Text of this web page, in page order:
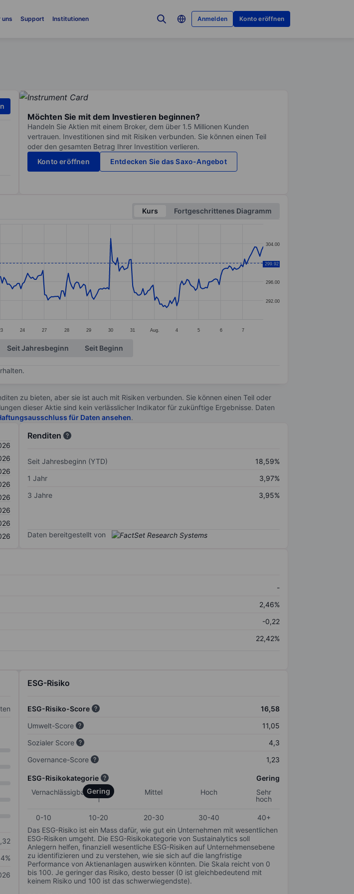
uns Support Institutionen Anmelden Konto eröffnen
Möchten Sie mit dem Investieren beginnen?
Handeln Sie Aktien mit einem Broker, dem über 1.5 Millionen Kunden
vertrauen. Investitionen sind mit Risiken verbunden. Sie können einen Teil
oder den gesamten Betrag Ihrer Investition verlieren.
Konto eröffnen
Entdecken Sie das Saxo-Angebot
Kurs
Fortgeschrittenes Diagramm
to 306.64.
24 27 28 29 30 31 Aug. 4 5 6 7
292.00
296.00
300.00
304.00
299.92
Seit Jahresbeginn Seit Beginn
zu bieten, aber sie ist auch mit Risiken verbunden. Sie können einen Teil oder
dieser Aktie sind kein verlässlicher Indikator für zukünftige Ergebnisse. Daten
für Daten ansehen.
Renditen
Seit Jahresbeginn (YTD)
18,59%
1 Jahr
3,97%
3 Jahre
3,95%
Daten bereitgestellt von
-
2,46%
-0,22
22,42%
ESG-Risiko
ESG-Risiko-Score
16,58
Umwelt-Score
11,05
Sozialer Score
4,3
Governance-Score
1,23
ESG-Risikokategorie
Gering
VernachlässigbarGering Mittel Hoch
Sehr
hoch
0-10 10-20 20-30 30-40
40+
Das ESG-Risiko ist ein Mass dafür, wie gut ein Unternehmen mit wesentlichen
ESG-Risiken umgeht. Die ESG-Risikokategorie von Sustainalytics soll
Anlegern helfen, finanziell wesentliche ESG-Risiken auf Unternehmensebene
zu identifizieren und zu verstehen, wie sie sich auf die langfristige
Performance von Aktienanlagen auswirken könnten. Die Skala reicht von 0
bis 100. Je geringer das Risiko, desto besser (0 ist gleichbedeutend mit
keinem Risiko und 100 ist das schwerwiegendste).